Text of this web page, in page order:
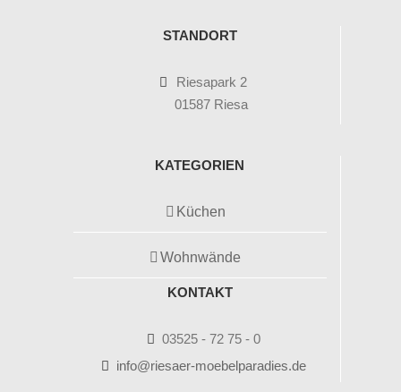
STANDORT
Riesapark 2
01587 Riesa
KATEGORIEN
Küchen
Wohnwände
KONTAKT
03525 - 72 75 - 0
info@riesaer-moebelparadies.de